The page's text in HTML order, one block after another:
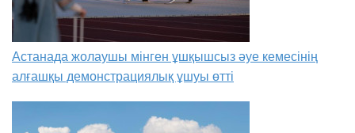
Астанада жолаушы мінген ұшқышсыз әуе кемесінің
алғашқы демонстрациялық ұшуы өтті